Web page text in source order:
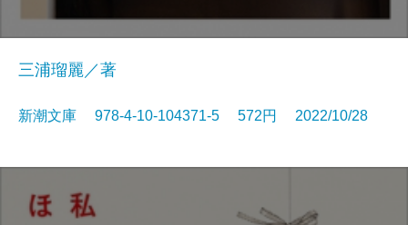
三浦瑠麗／著
新潮文庫 978-4-10-104371-5 572円 2022/10/28